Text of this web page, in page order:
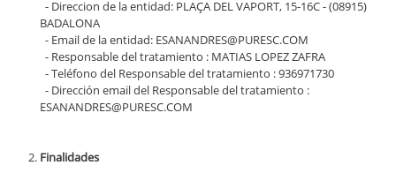
- Direccion de la entidad: PLAÇA DEL VAPORT, 15-16C - (08915)
BADALONA
- Email de la entidad: ESANANDRES@PURESC.COM
- Responsable del tratamiento : MATIAS LOPEZ ZAFRA
- Teléfono del Responsable del tratamiento : 936971730
- Dirección email del Responsable del tratamiento :
ESANANDRES@PURESC.COM
Finalidades